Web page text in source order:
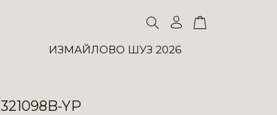
ИЗМАЙЛОВО ШУЗ 2026
321098B-YP